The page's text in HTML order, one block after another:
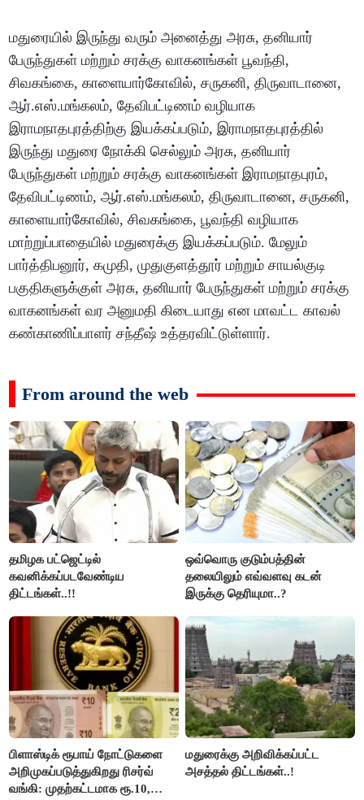
மதுரையில் இருந்து வரும் அனைத்து அரசு, தனியார்
பேருந்துகள் மற்றும் சரக்கு வாகனங்கள் பூவந்தி,
சிவகங்கை, காளையார்கோவில், சருகனி, திருவாடானை,
ஆர்.எஸ்.மங்கலம், தேவிபட்டிணம் வழியாக
இராமநாதபுரத்திற்கு இயக்கப்படும், இராமநாதபுரத்தில்
இருந்து மதுரை நோக்கி செல்லும் அரசு, தனியார்
பேருந்துகள் மற்றும் சரக்கு வாகனங்கள் இராமநாதபுரம்,
தேவிபட்டிணம், ஆர்.எஸ்.மங்கலம், திருவாடானை, சருகனி,
காளையார்கோவில், சிவகங்கை, பூவந்தி வழியாக
மாற்றுப்பாதையில் மதுரைக்கு இயக்கப்படும். மேலும்
பார்த்திபனூர், கமுதி, முதுகுளத்தூர் மற்றும் சாயல்குடி
பகுதிகளுக்குள் அரசு, தனியார் பேருந்துகள் மற்றும் சரக்கு
வாகனங்கள் வர அனுமதி கிடையாது என மாவட்ட காவல்
கண்காணிப்பாளர் சந்தீஷ் உத்தரவிட்டுள்ளார்.
From around the web
தமிழக பட்ஜெட்டில்
கவனிக்கப்படவேண்டிய
திட்டங்கள்..!!
ஒவ்வொரு குடும்பத்தின்
தலையிலும் எவ்வளவு கடன்
இருக்கு தெரியுமா..?
பிளாஸ்டிக் ரூபாய் நோட்டுகளை
அறிமுகப்படுத்துகிறது ரிசர்வ்
வங்கி: முதற்கட்டமாக ரூ.10,
மதுரைக்கு அறிவிக்கப்பட்ட
அசத்தல் திட்டங்கள்..!